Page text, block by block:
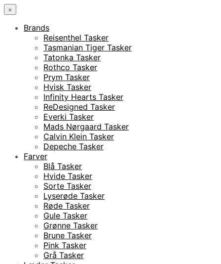
×
Brands
Reisenthel Tasker
Tasmanian Tiger Tasker
Tatonka Tasker
Rothco Tasker
Prym Tasker
Hvisk Tasker
Infinity Hearts Tasker
ReDesigned Tasker
Everki Tasker
Mads Nørgaard Tasker
Calvin Klein Tasker
Depeche Tasker
Farver
Blå Tasker
Hvide Tasker
Sorte Tasker
Lyserøde Tasker
Røde Tasker
Gule Tasker
Grønne Tasker
Brune Tasker
Pink Tasker
Grå Tasker